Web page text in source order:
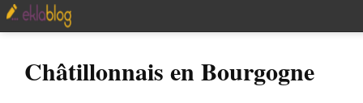
Châtillonnais en Bourgogne